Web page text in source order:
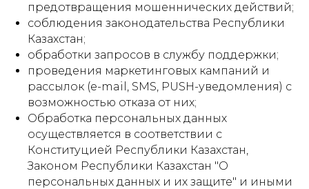
предотвращения мошеннических действий;
соблюдения законодательства Республики
Казахстан;
обработки запросов в службу поддержки;
проведения маркетинговых кампаний и
рассылок (e-mail, SMS, PUSH-уведомления) с
возможностью отказа от них;
Обработка персональных данных
осуществляется в соответствии с
Конституцией Республики Казахстан,
Законом Республики Казахстан "О
персональных данных и их защите" и иными